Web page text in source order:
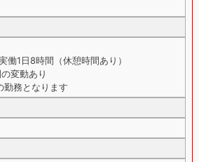
1日8時間（休憩時間あり）
変動あり
勤務となります